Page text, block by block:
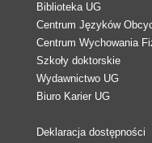
Biblioteka UG
Centrum Języków
Centrum Wychowania
Szkoły doktorskie
Wydawnictwo UG
Biuro Karier UG
Deklaracja dostępności